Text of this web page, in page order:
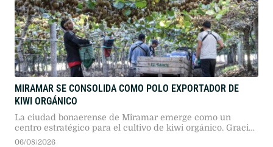
MIRAMAR SE CONSOLIDA COMO POLO EXPORTADOR DE
KIWI ORGÁNICO
La ciudad bonaerense de Miramar emerge como un
centro estratégico para el cultivo de kiwi orgánico. Gracias
a condiciones climáticas similares a las de Nueva Zelanda
06/08/2026